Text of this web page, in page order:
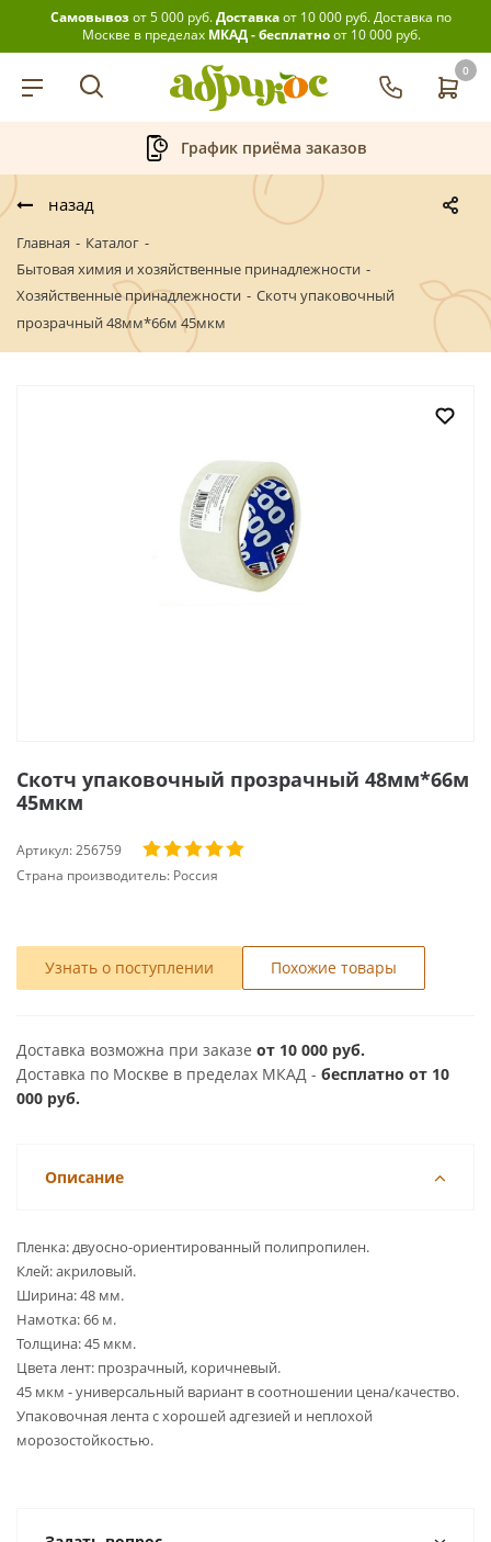
Самовывозот 5 000 руб.Доставкаот 10 000 руб.Доставка по
Москве в пределах МКАД - бесплатноот 10 000 руб.
0
График приёма заказов
назад
Главная - Каталог -
Бытовая химия и хозяйственные принадлежности -
Хозяйственные принадлежности - Скотч упаковочный
прозрачный 48мм*66м 45мкм
Скотч упаковочный прозрачный 48мм*66м
45мкм
Артикул:256759
Страна производитель: Россия
Узнать о поступлении Похожие товары
Доставка возможна при заказе от 10 000 руб.
Доставка по Москве в пределах МКАД - бесплатно от 10
000 руб.
Описание
Пленка: двуосно-ориентированный полипропилен.
Клей: акриловый.
Ширина: 48 мм.
Намотка: 66 м.
Толщина: 45 мкм.
Цвета лент: прозрачный, коричневый.
45 мкм - универсальный вариант в соотношении цена/качество.
Упаковочная лента с хорошей адгезией и неплохой
морозостойкостью.